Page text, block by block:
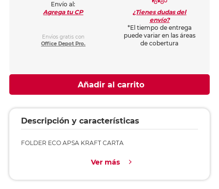
Envío al:
Agrega tu CP
Envíos gratis con
Office Depot Pro.
¿Tienes dudas del
envío?
*El tiempo de entrega
puede variar en las áreas
de cobertura
Añadir al carrito
Descripción y características
FOLDER ECO APSA KRAFT CARTA
Ver más